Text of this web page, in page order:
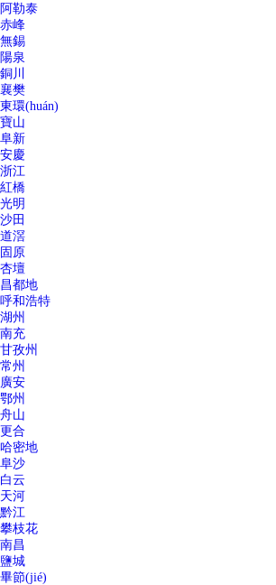
阿勒泰
赤峰
無錫
陽泉
銅川
襄樊
東環(huán)
寶山
阜新
安慶
浙江
紅橋
光明
沙田
道滘
固原
杏壇
昌都地
呼和浩特
湖州
南充
甘孜州
常州
廣安
鄂州
舟山
更合
哈密地
阜沙
白云
天河
黔江
攀枝花
南昌
鹽城
畢節(jié)